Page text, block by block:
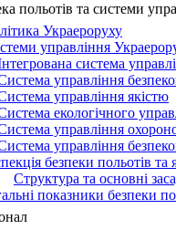
польотів та системи
Украероруху
управління
система
управління
управління якістю
екологічного
управління
управління
безпеки польотів та
Структура та основні
показники безпеки